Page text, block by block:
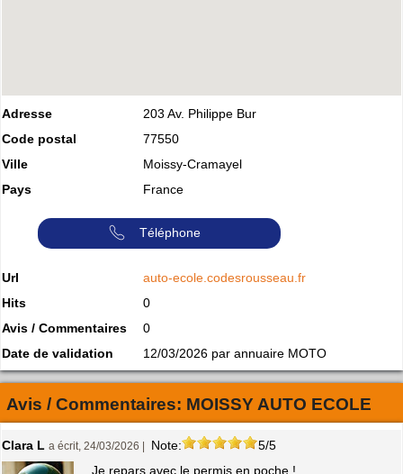
Adresse
203 Av. Philippe Bur
Code postal
77550
Ville
Moissy-Cramayel
Pays
France
Téléphone
Url
auto-ecole.codesrousseau.fr
Hits
0
Avis / Commentaires
0
Date de validation
12/03/2026 par annuaire MOTO
Avis / Commentaires: MOISSY AUTO ECOLE
Clara L a écrit, 24/03/2026 | Note:
5/5
Je repars avec le permis en poche !